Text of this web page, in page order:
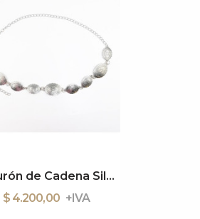
Cinturón de Cadena Silver Boho
$ 4.200,00